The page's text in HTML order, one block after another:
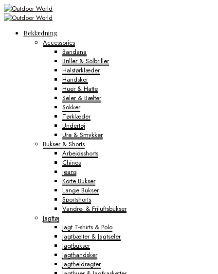
Beklædning
Accessories
Bandana
Briller & Solbriller
Halstørklæder
Handsker
Huer & Hatte
Seler & Bælter
Sokker
Tørklæder
Undertøj
Ure & Smykker
Bukser & Shorts
Arbejdsshorts
Chinos
Jeans
Korte Bukser
Lange Bukser
Sportshorts
Vandre- & Friluftsbukser
Jagttøj
Jagt T-shirts & Polo
Jagtbælter & Jagtseler
Jagtbukser
Jagthandsker
Jagtheldragter